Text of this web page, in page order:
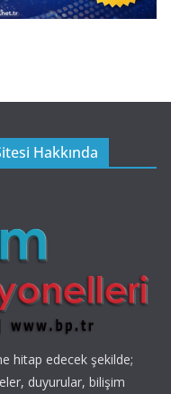
Hakkında
hitap edecek şekilde;
duyurular, bilişim